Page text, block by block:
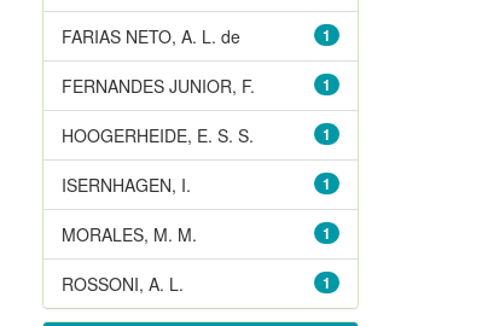
1
FARIAS NETO, A. L. de
1
FERNANDES JUNIOR, F.
1
HOOGERHEIDE, E. S. S.
1
ISERNHAGEN, I.
1
MORALES, M. M.
1
ROSSONI, A. L.